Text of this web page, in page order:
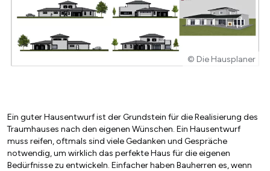
© Die Hausplaner
Ein guter Hausentwurf ist der Grundstein für die Realisierung des
Traumhauses nach den eigenen Wünschen. Ein Hausentwurf
muss reifen, oftmals sind viele Gedanken und Gespräche
notwendig, um wirklich das perfekte Haus für die eigenen
Bedürfnisse zu entwickeln. Einfacher haben Bauherren es, wenn